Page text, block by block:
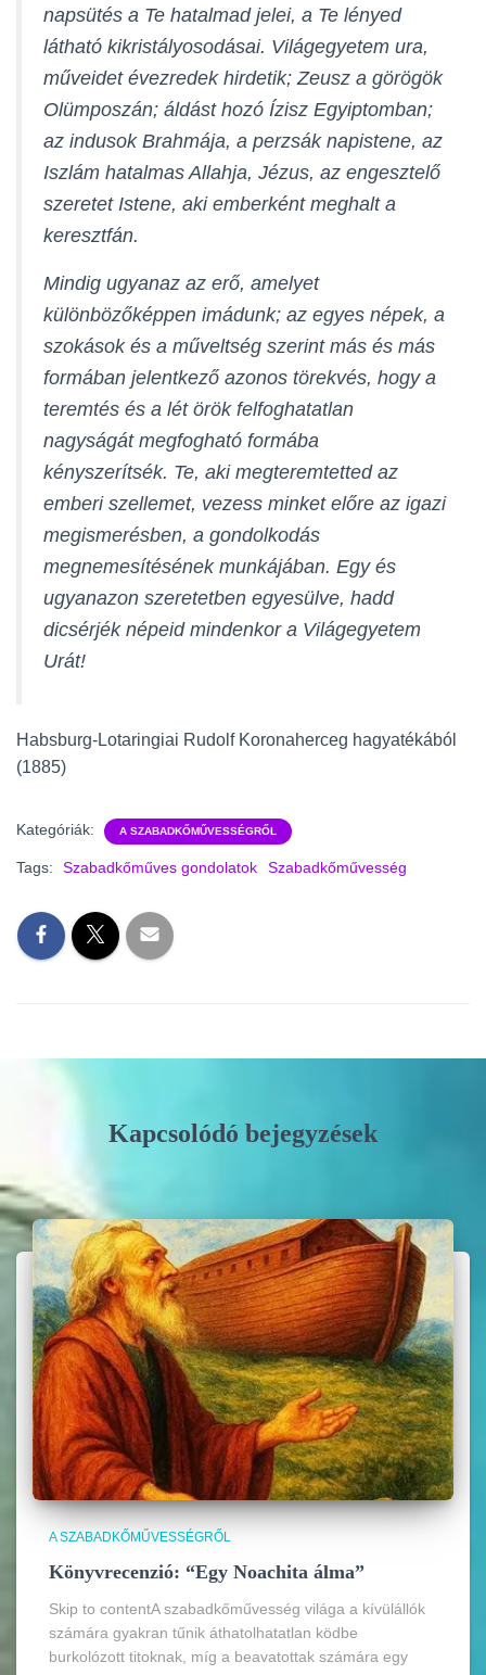
napsütés a Te hatalmad jelei, a Te lényed
látható kikristályosodásai. Világegyetem ura,
műveidet évezredek hirdetik; Zeusz a görögök
Olümposzán; áldást hozó Ízisz Egyiptomban;
az indusok Brahmája, a perzsák napistene, az
Iszlám hatalmas Allahja, Jézus, az engesztelő
szeretet Istene, aki emberként meghalt a
keresztfán.
Mindig ugyanaz az erő, amelyet
különbözőképpen imádunk; az egyes népek, a
szokások és a műveltség szerint más és más
formában jelentkező azonos törekvés, hogy a
teremtés és a lét örök felfoghatatlan
nagyságát megfogható formába
kényszerítsék. Te, aki megteremtetted az
emberi szellemet, vezess minket előre az igazi
megismerésben, a gondolkodás
megnemesítésének munkájában. Egy és
ugyanazon szeretetben egyesülve, hadd
dicsérjék népeid mindenkor a Világegyetem
Urát!
Habsburg-Lotaringiai Rudolf Koronaherceg hagyatékából
(1885)
Kategóriák: A SZABADKŐMŰVESSÉGRŐL
Tags: Szabadkőműves gondolatok Szabadkőművesség
Kapcsolódó bejegyzések
A SZABADKŐMŰVESSÉGRŐL
Könyvrecenzió: “Egy Noachita álma”
Skip to contentA szabadkőművesség világa a kívülállók
számára gyakran tűnik áthatolhatatlan ködbe
burkolózott titoknak, míg a beavatottak számára egy